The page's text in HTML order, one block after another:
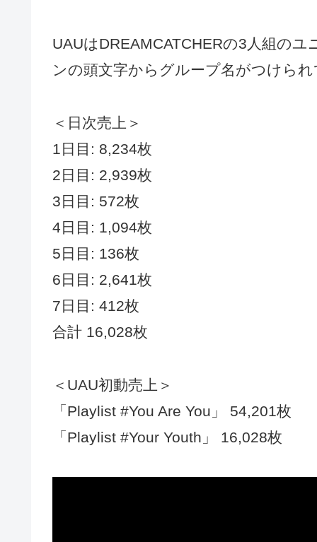
UAUはDREAMCATCHERの3人組の
ンの頭文字からグループ名がつけら
＜日次売上＞
1日目: 8,234枚
2日目: 2,939枚
3日目: 572枚
4日目: 1,094枚
5日目: 136枚
6日目: 2,641枚
7日目: 412枚
合計 16,028枚
＜UAU初動売上＞
「Playlist #You Are You」 54,201枚
「Playlist #Your Youth」 16,028枚